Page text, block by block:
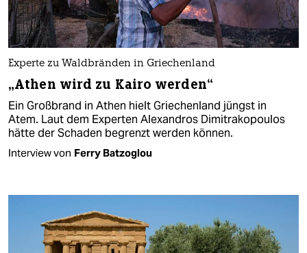
Experte zu Waldbränden in Griechenland
„Athen wird zu Kairo werden“
Ein Großbrand in Athen hielt Griechenland jüngst in
Atem. Laut dem Experten Alexandros Dimitrakopoulos
hätte der Schaden begrenzt werden können.
Interview von Ferry Batzoglou